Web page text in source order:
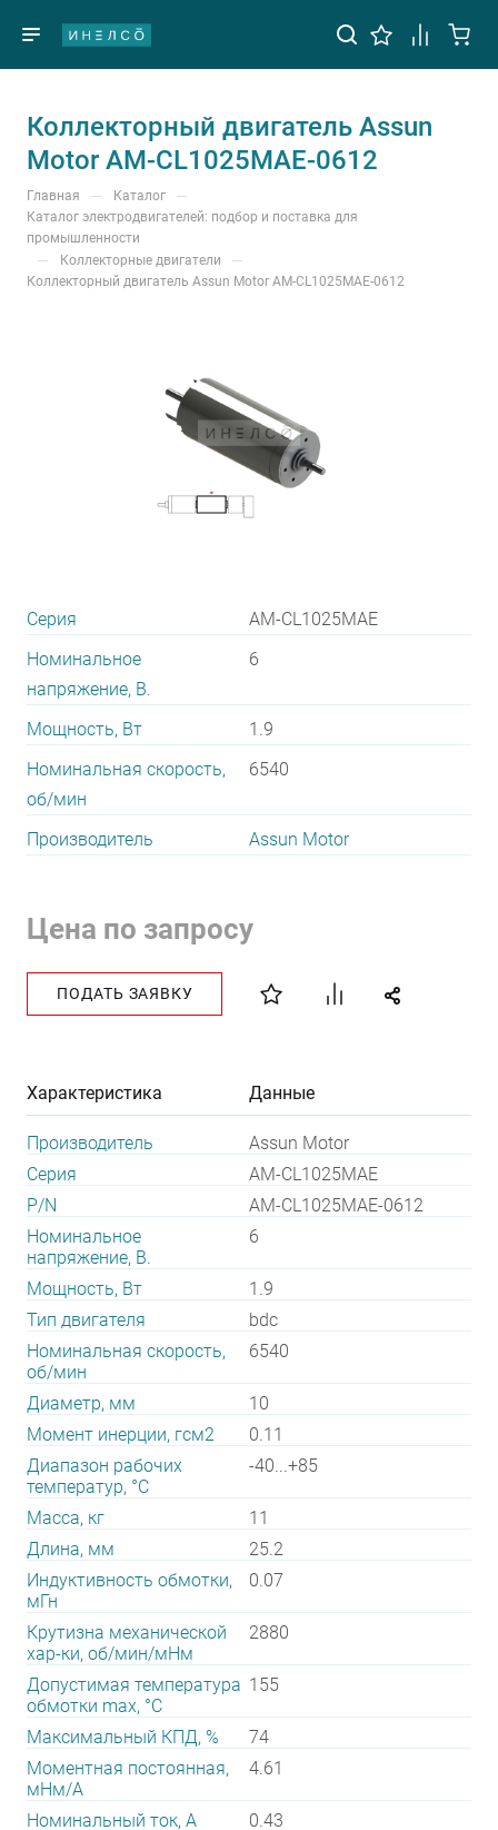
Коллекторный двигатель Assun
Motor AM-CL1025MAE-0612
Главная — Каталог —
Каталог электродвигателей: подбор и поставка для
промышленности
— Коллекторные двигатели —
Коллекторный двигатель Assun Motor AM-CL1025MAE-0612
Серия
AM-CL1025MAE
Номинальное
напряжение, В.
6
Мощность, Вт
1.9
Номинальная скорость,
об/мин
6540
Производитель Assun Motor
Цена по запросу
ПОДАТЬ ЗАЯВКУ
Характеристика Данные
Производитель
Assun Motor
Серия
AM-CL1025MAE
P/N
AM-CL1025MAE-0612
Номинальное
напряжение, В.
6
Мощность, Вт
1.9
Тип двигателя
bdc
Номинальная скорость,
об/мин
6540
Диаметр, мм
10
Момент инерции, гсм2
0.11
Диапазон рабочих
температур, °С
-40...+85
Масса, кг
11
Длина, мм
25.2
Индуктивность обмотки,
мГн
0.07
Крутизна механической
хар-ки, об/мин/мНм
2880
Допустимая температура
обмотки max, °С
155
Максимальный КПД, %
74
Моментная постоянная,
мНм/А
4.61
Номинальный ток, А
0.43